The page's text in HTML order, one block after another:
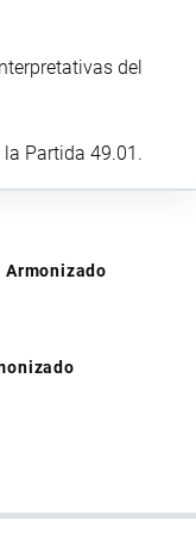
del
Partida 49.01.